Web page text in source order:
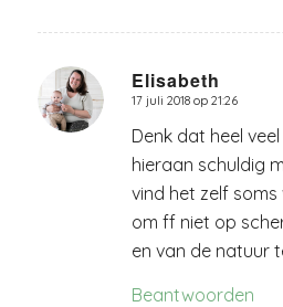
Elisabeth
zegt:
17 juli 2018 op 21:26
Denk dat heel
hieraan schuldig
vind het zelf soms
om ff niet op
en van de natuur
Beantwoorden